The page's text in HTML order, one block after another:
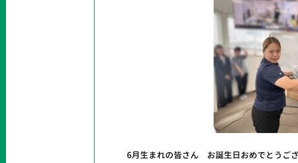
6月生まれの皆さん お誕生日おめでとうご